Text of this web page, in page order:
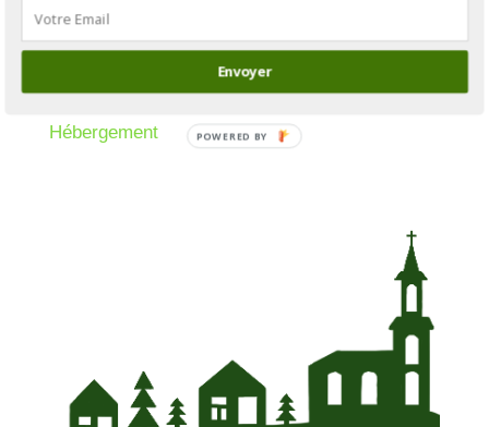
Etape 5 : Saint-Paul-le-Gaultier
Distance depuis le départ : 103km
Hébergement
Envoyer